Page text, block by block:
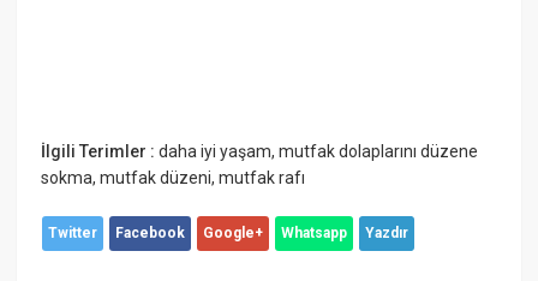
İlgili Terimler :daha iyi yaşam,mutfak dolaplarını düzene
sokma,mutfak düzeni,mutfak rafı
Twitter Facebook Google+ Whatsapp Yazdır